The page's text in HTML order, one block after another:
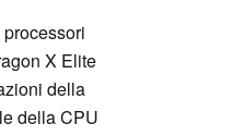
X Elite
della
della CPU